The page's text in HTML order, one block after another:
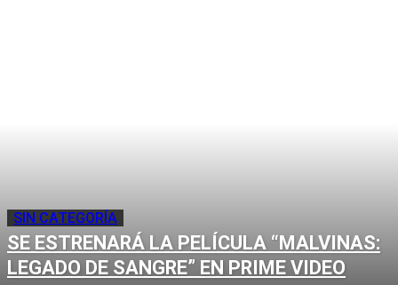
SIN CATEGORÍA
SE ESTRENARÁ LA PELÍCULA “MALVINAS:
LEGADO DE SANGRE” EN PRIME VIDEO